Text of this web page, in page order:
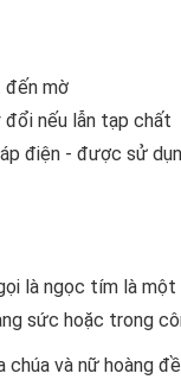
đến mờ
đổi nếu lẫn tạp chất
điện - được sử
là ngọc tím là
sức hoặc trong
chúa và nữ hoàng